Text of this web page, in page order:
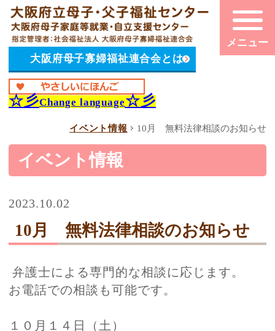
大阪府母子寡婦福祉連合会とは
☆彡Change language☆彡
イベント情報 10月 無料法律相談のお知らせ
イベント情報
2023.10.02
10月 無料法律相談のお知らせ
弁護士による専門的な相談に応じます。
お電話での相談も可能です。
１０月１４日（土）